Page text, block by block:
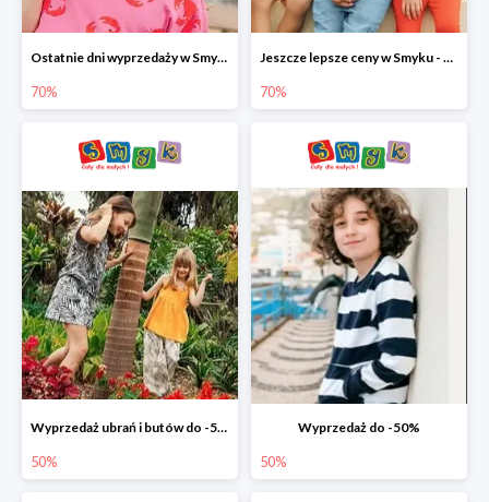
Ostatnie dni wyprzedaży w Smyku - ubrania i buty do -70%
70%
Jeszcze lepsze ceny w Smyku - ubrania i buty do -70%
70%
Wyprzedaż ubrań i butów do -50%
50%
Wyprzedaż do -50%
50%